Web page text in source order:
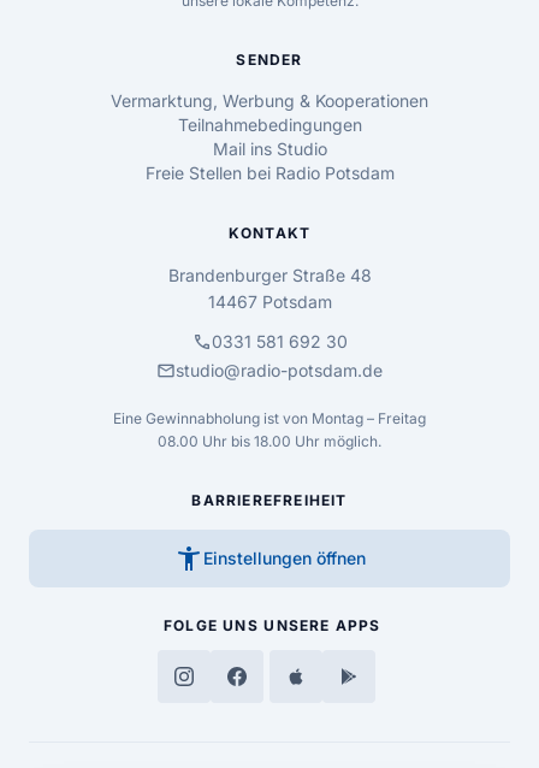
SENDER
Vermarktung, Werbung & Kooperationen
Teilnahmebedingungen
Mail ins Studio
Freie Stellen bei Radio Potsdam
KONTAKT
Brandenburger Straße 48
14467 Potsdam
call0331 581 692 30
mailstudio@radio-potsdam.de
Eine Gewinnabholung ist von Montag – Freitag
08.00 Uhr bis 18.00 Uhr möglich.
BARRIEREFREIHEIT
accessibility_new Einstellungen öffnen
FOLGE UNS UNSERE APPS